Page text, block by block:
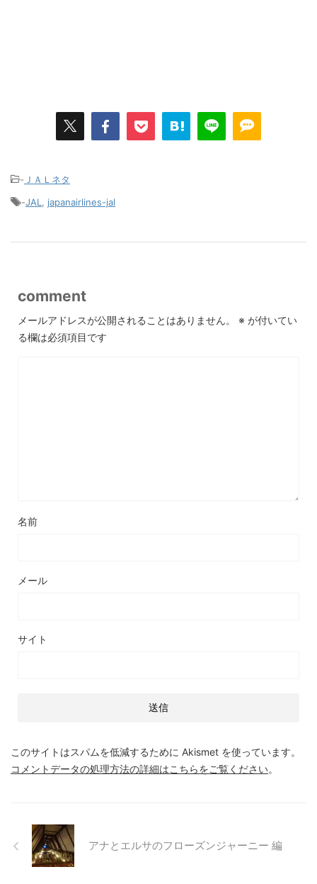
- ＪＡＬネタ
-JAL japanairlines-jal
comment
メールアドレスが公開されることはありません。 ※ が付いてい
る欄は必須項目です
名前
メール
サイト
このサイトはスパムを低減するために Akismet を使っています。
コメントデータの処理方法の詳細はこちらをご覧ください。
アナとエルサのフローズンジャーニー 編